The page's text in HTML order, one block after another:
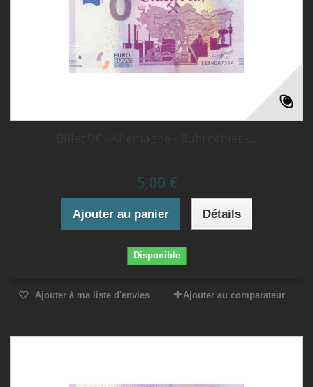
5,00 €
Ajouter au panier Détails
Disponible
Ajouter à ma liste d'envies Ajouter au comparateur